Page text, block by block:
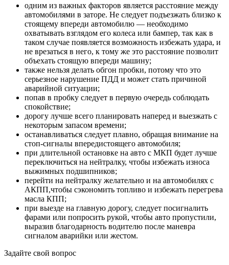
одним из важных факторов является расстояние между
автомобилями в заторе. Не следует подъезжать близко к
стоящему впереди автомобилю — необходимо
охватывать взглядом его колеса или бампер, так как в
таком случае появляется возможность избежать удара, и
не врезаться в него, к тому же это расстояние позволит
объехать стоящую впереди машину;
также нельзя делать обгон пробки, потому что это
серьезное нарушение ПДД и может стать причиной
аварийной ситуации;
попав в пробку следует в первую очередь соблюдать
спокойствие;
дорогу лучше всего планировать наперед и выезжать с
некоторым запасом времени;
останавливаться следует плавно, обращая внимание на
стоп-сигналы впередистоящего автомобиля;
при длительной остановке на авто с МКП будет лучше
переключиться на нейтралку, чтобы избежать износа
выжимных подшипников;
перейти на нейтралку желательно и на автомобилях с
АКПП,чтобы сэкономить топливо и избежать перегрева
масла КПП;
при выезде на главную дорогу, следует посигналить
фарами или попросить рукой, чтобы авто пропустили,
выразив благодарность водителю после маневра
сигналом аварийки или жестом.
Задайте свой вопрос